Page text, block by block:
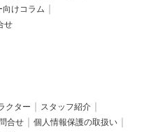
向けコラム
せ
クター
スタッフ紹介
合せ
個人情報保護の取扱い